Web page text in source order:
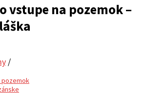
vstupe na pozemok –
/
pozemok